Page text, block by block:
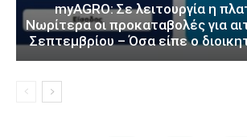
myAGRO: Σε λειτουργία η
Νωρίτερα οι προκαταβολές για
Σεπτεμβρίου – Όσα είπε ο